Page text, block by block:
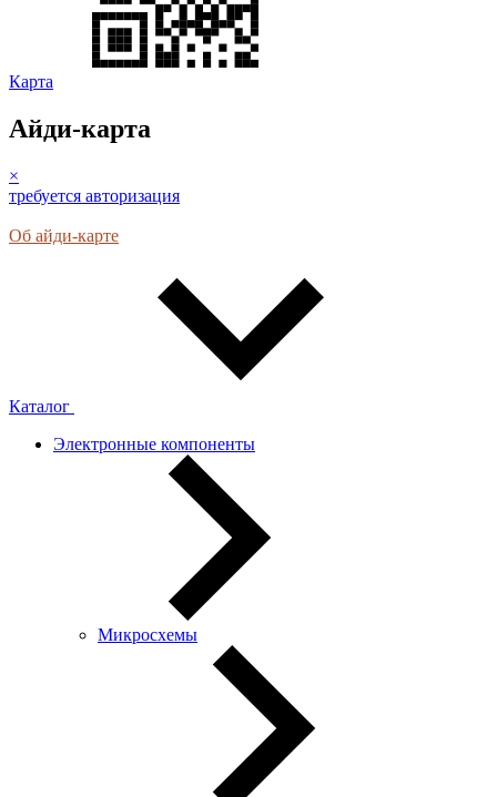
Карта
Айди-карта
×
требуется авторизация
Об айди-карте
Каталог
Электронные компоненты
Микросхемы